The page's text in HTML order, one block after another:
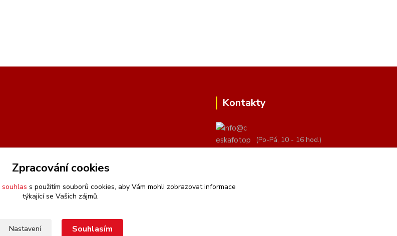
Kontakty
(Po-Pá, 10 - 16 hod.)
Zpracování cookies
souhlas s použitím souborů cookies, aby Vám mohli zobrazovat informace
týkající se Vašich zájmů.
Nastavení Souhlasím